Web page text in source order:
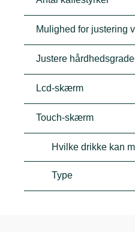
Mulighed for justering
Justere
Lcd-skærm
Touch-skærm
Hvilke drikke kan
Type